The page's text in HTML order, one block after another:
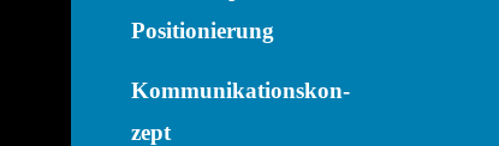
Positionierung
Kommu­ni­ka­ti­ons­kon­
zept